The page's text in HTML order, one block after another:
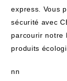
express. Vous
sécurité avec
parcourir notre
produits
nn